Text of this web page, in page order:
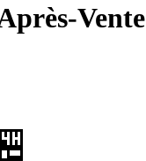
Vente